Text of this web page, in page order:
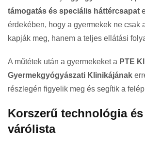
támogatás és speciális háttércsapat
érdekében, hogy a gyermekek ne csak
kapják meg, hanem a teljes ellátási
A műtétek után a gyermekeket a PTE
Gyermekgyógyászati Klinikájának
részlegén figyelik meg és segítik a
Korszerű technológia
várólista